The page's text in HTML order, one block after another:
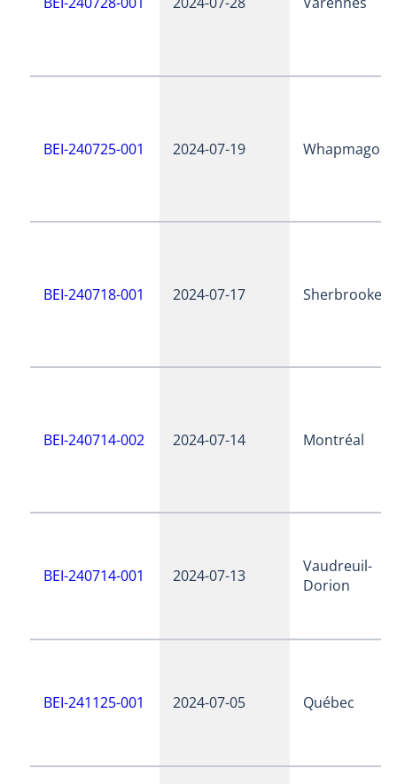
BEI-240725-001 2024-07-19
BEI-240718-001 2024-07-17 Sherbrooke
BEI-240714-002 2024-07-14 Montréal
BEI-240714-001 2024-07-13
Vaudreuil-
Dorion
BEI-241125-001 2024-07-05 Québec